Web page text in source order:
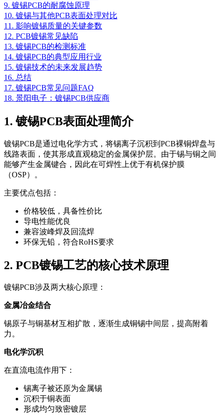
9. 镀锡PCB的耐腐蚀原理
10. 镀锡与其他PCB表面处理对比
11. 影响镀锡质量的关键参数
12. PCB镀锡常见缺陷
13. 镀锡PCB的检测标准
14. 镀锡PCB的典型应用行业
15. 镀锡技术的未来发展趋势
16. 总结
17. 镀锡PCB常见问题FAQ
18. 景阳电子：镀锡PCB供应商
1. 镀锡PCB表面处理简介
镀锡PCB是通过电化学方式，将锡离子沉积到PCB裸铜焊盘与
线路表面，使其形成直观稳定的金属保护层。由于锡与铜之间
能够产生金属键合，因此在可焊性上优于有机保护膜
（OSP）。
主要优点包括：
价格较低，具备性价比
导电性能优良
兼容波峰焊及回流焊
环保无铅，符合RoHS要求
2. PCB镀锡工艺的核心技术原理
镀锡PCB涉及两大核心原理：
金属冶金结合
锡原子与铜基材互相扩散，逐渐生成铜锡中间层，提高附着
力。
电化学沉积
在直流电流作用下：
锡离子被还原为金属锡
沉积于铜表面
形成均匀致密镀层